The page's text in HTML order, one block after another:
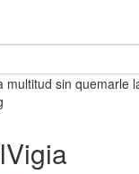
sin quemarle